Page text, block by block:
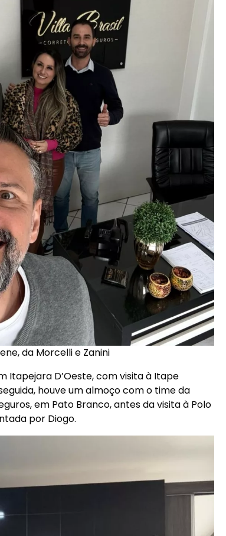
da Morcelli e Zanini
Itapejara D’Oeste, com visita à Itape
houve um almoço com o time da
em Pato Branco, antes da visita à Polo
por Diogo.